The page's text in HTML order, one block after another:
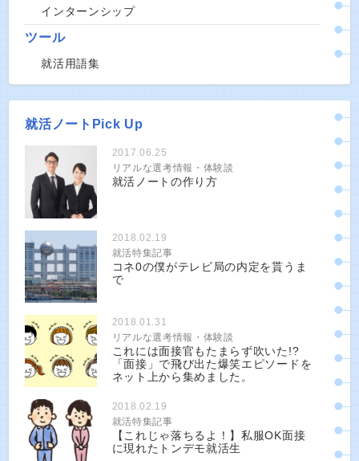
インターンシップ
ツール
就活用語集
就活ノートPick Up
2017.06.25
リアルな選考情報・体験談
就活ノートの作り方
2018.02.19
就活特集記事
コネ0の僕がテレビ局の内定を貰うま
で
2018.01.31
リアルな選考情報・体験談
これには面接官もたまらず吹いた!?
「面接」で飛び出た爆笑エピソードを
ネット上から集めました。
2018.02.19
就活特集記事
【これじゃ落ちるよ！】私服OK面接
に現れたトンデモ就活生